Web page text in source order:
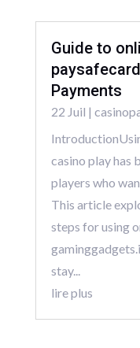
Guide to
Payments
22 Juil |
casino play has
players who
This article
steps for using
stay...
lire plus